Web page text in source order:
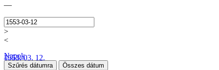
—
>
<
1553. 03. 12.
Napok
Szűrés dátumra Összes dátum